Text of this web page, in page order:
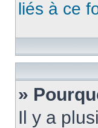
liés à ce
»
Il y a